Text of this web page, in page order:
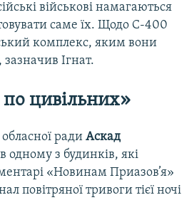
військові намагаються
саме їх. Щодо С-400
комплекс, яким вони
Ігнат.
цивільних»
ради Аскад
одному з будинків, які
«Новинам Приазов’я»
повітряної тривоги тієї ночі